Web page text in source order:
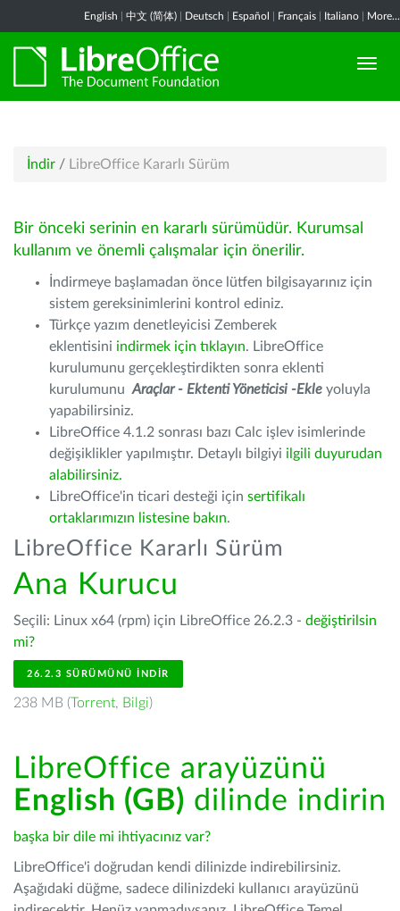
English 中文 (简体) Deutsch Español Français Italiano More...
İndir / LibreOffice Kararlı Sürüm
Bir önceki serinin en kararlı sürümüdür. Kurumsal
kullanım ve önemli çalışmalar için önerilir.
İndirmeye başlamadan önce lütfen bilgisayarınız için
sistem gereksinimlerini kontrol ediniz.
Türkçe yazım denetleyicisi Zemberek
eklentisini indirmek için tıklayın. LibreOffice
kurulumunu gerçekleştirdikten sonra eklenti
kurulumunu Araçlar - Ektenti Yöneticisi -Ekle yoluyla
yapabilirsiniz.
LibreOffice 4.1.2 sonrası bazı Calc işlev isimlerinde
değişiklikler yapılmıştır. Detaylı bilgiyi ilgili duyurudan
alabilirsiniz.
LibreOffice'in ticari desteği için sertifikalı
ortaklarımızın listesine bakın.
LibreOffice Kararlı Sürüm
Ana Kurucu
Seçili: Linux x64 (rpm) için LibreOffice 26.2.3 - değiştirilsin
mi?
26.2.3 SÜRÜMÜNÜ İNDIR
238 MB (Torrent, Bilgi)
LibreOffice arayüzünü
English (GB) dilinde indirin
başka bir dile mi ihtiyacınız var?
LibreOffice'i doğrudan kendi dilinizde indirebilirsiniz.
Aşağıdaki düğme, sadece dilinizdeki kullanıcı arayüzünü